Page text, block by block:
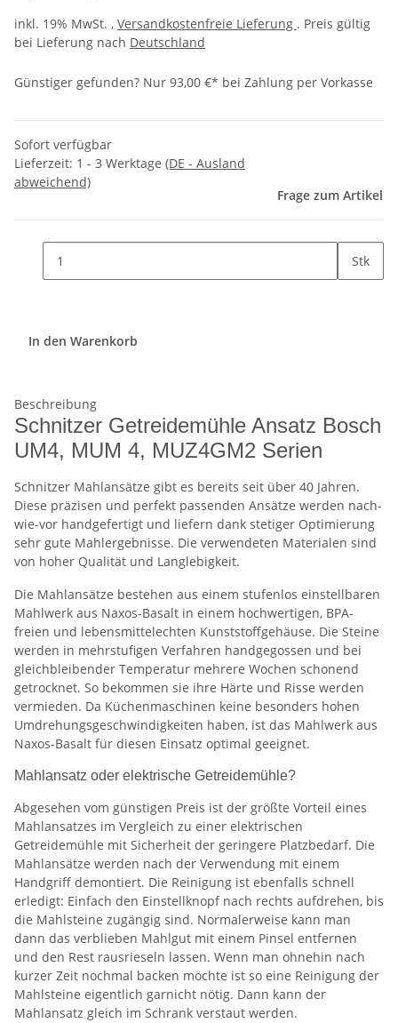
inkl. 19% MwSt. , Versandkostenfreie Lieferung . Preis gültig
bei Lieferung nach Deutschland
Günstiger gefunden? Nur 93,00 €* bei Zahlung per Vorkasse
Sofort verfügbar
Lieferzeit: 1 - 3 Werktage (DE - Ausland
abweichend)
Frage zum Artikel
Stk
In den Warenkorb
Beschreibung
Schnitzer Getreidemühle Ansatz Bosch
UM4, MUM 4, MUZ4GM2 Serien
Schnitzer Mahlansätze gibt es bereits seit über 40 Jahren.
Diese präzisen und perfekt passenden Ansätze werden nach-
wie-vor handgefertigt und liefern dank stetiger Optimierung
sehr gute Mahlergebnisse. Die verwendeten Materialen sind
von hoher Qualität und Langlebigkeit.
Die Mahlansätze bestehen aus einem stufenlos einstellbaren
Mahlwerk aus Naxos-Basalt in einem hochwertigen, BPA-
freien und lebensmittelechten Kunststoffgehäuse. Die Steine
werden in mehrstufigen Verfahren handgegossen und bei
gleichbleibender Temperatur mehrere Wochen schonend
getrocknet. So bekommen sie ihre Härte und Risse werden
vermieden. Da Küchenmaschinen keine besonders hohen
Umdrehungsgeschwindigkeiten haben, ist das Mahlwerk aus
Naxos-Basalt für diesen Einsatz optimal geeignet.
Mahlansatz oder elektrische Getreidemühle?
Abgesehen vom günstigen Preis ist der größte Vorteil eines
Mahlansatzes im Vergleich zu einer elektrischen
Getreidemühle mit Sicherheit der geringere Platzbedarf. Die
Mahlansätze werden nach der Verwendung mit einem
Handgriff demontiert. Die Reinigung ist ebenfalls schnell
erledigt: Einfach den Einstellknopf nach rechts aufdrehen, bis
die Mahlsteine zugängig sind. Normalerweise kann man
dann das verblieben Mahlgut mit einem Pinsel entfernen
und den Rest rausrieseln lassen. Wenn man ohnehin nach
kurzer Zeit nochmal backen möchte ist so eine Reinigung der
Mahlsteine eigentlich garnicht nötig. Dann kann der
Mahlansatz gleich im Schrank verstaut werden.